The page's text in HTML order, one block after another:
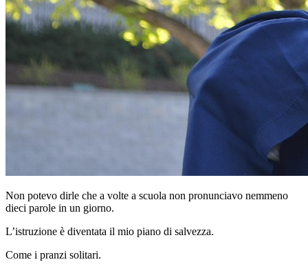
Non potevo dirle che a volte a scuola non pronunciavo nemmeno
dieci parole in un giorno.
L’istruzione è diventata il mio piano di salvezza.
Come i pranzi solitari.